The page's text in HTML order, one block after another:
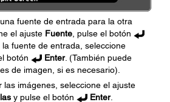
fuente de entrada para la otra
el ajuste Fuente , pulse el botón
la fuente de entrada, seleccione
botón Enter. (También puede
de imagen, si es necesario).
las imágenes, seleccione el ajuste
y pulse el botón Enter.